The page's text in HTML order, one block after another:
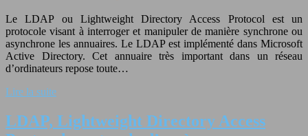
Le LDAP ou Lightweight Directory Access Protocol est un
protocole visant à interroger et manipuler de manière synchrone ou
asynchrone les annuaires. Le LDAP est implémenté dans Microsoft
Active Directory. Cet annuaire très important dans un réseau
d’ordinateurs repose toute…
Lire la suite
LDAP, Lightweight Directory Access